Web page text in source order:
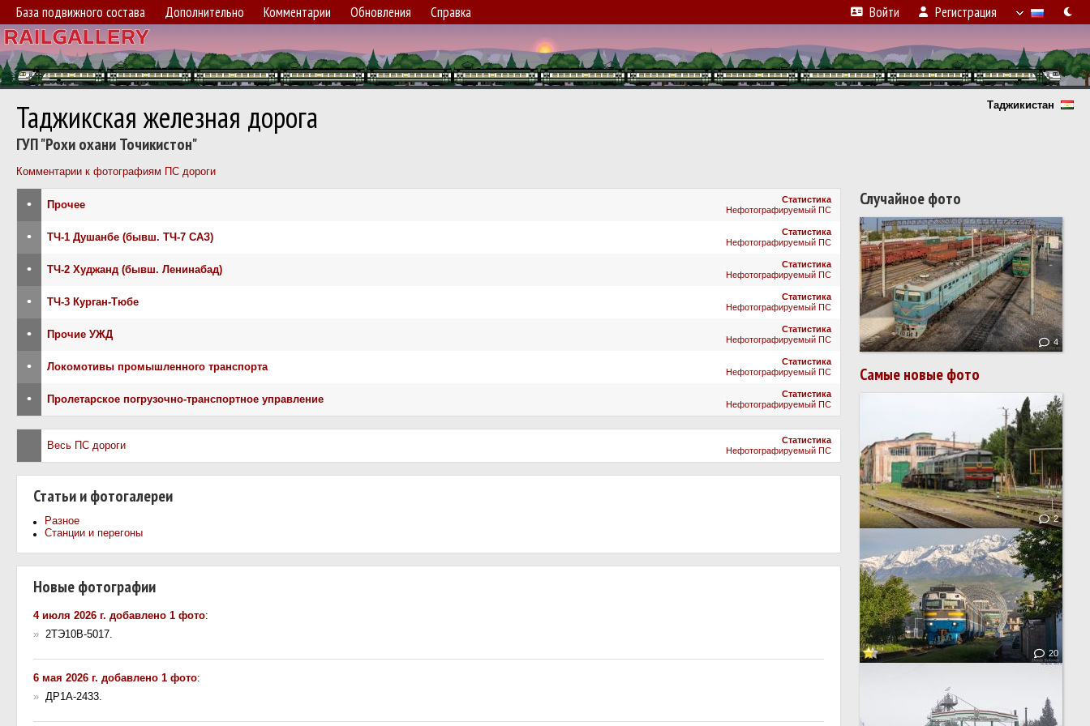
База подвижного состава Дополнительно Комментарии Обновления Справка Войти Регистрация
Таджикистан
Таджикская железная дорога
ГУП "Рохи охани Точикистон"
Комментарии к фотографиям ПС дороги
• Прочее
Статистика
Нефотографируемый ПС
• ТЧ-1 Душанбе (бывш. ТЧ-7 САЗ)
Статистика
Нефотографируемый ПС
• ТЧ-2 Худжанд (бывш. Ленинабад)
Статистика
Нефотографируемый ПС
• ТЧ-3 Курган-Тюбе
Статистика
Нефотографируемый ПС
• Прочие УЖД
Статистика
Нефотографируемый ПС
• Локомотивы промышленного транспорта
Статистика
Нефотографируемый ПС
• Пролетарское погрузочно-транспортное управление
Статистика
Нефотографируемый ПС
Весь ПС дороги
Статистика
Нефотографируемый ПС
Статьи и фотогалереи
Разное
Станции и перегоны
Новые фотографии
4 июля 2026 г. добавлено 1 фото:
» 2ТЭ10В-5017.
6 мая 2026 г. добавлено 1 фото:
» ДР1А-2433.
Случайное фото
4
Самые новые фото
2
20